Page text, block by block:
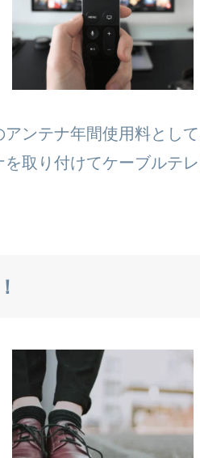
ンテナ年間使用料とし
取り付けてケーブルテ